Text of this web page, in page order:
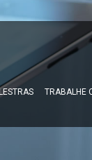
TRABALHE